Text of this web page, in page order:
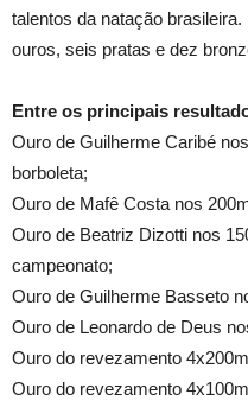
talentos da natação
ouros, seis pratas e dez
Entre os principais
Ouro de Guilherme Caribé
borboleta;
Ouro de Mafê Costa nos
Ouro de Beatriz Dizotti nos
campeonato;
Ouro de Guilherme Basseto
Ouro de Leonardo de Deus
Ouro do revezamento
Ouro do revezamento